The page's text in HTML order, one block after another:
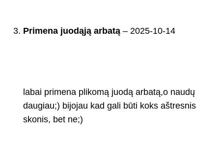
Primena juodąją arbatą – 2025-10-14
labai primena plikomą juodą arbatą,o naudų
daugiau;) bijojau kad gali būti koks aštresnis
skonis, bet ne;)